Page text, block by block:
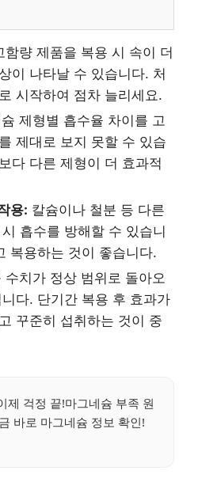
함량 제품을 복용 시 속이 더
이 나타날 수 있습니다. 처
시작하여 점차 늘리세요.
제형별 흡수율 차이를 고
제대로 보지 못할 수 있습
다 다른 제형이 더 효과적
용: 칼슘이나 철분 등 다른
흡수를 방해할 수 있습니
복용하는 것이 좋습니다.
수치가 정상 범위로 돌아오
다. 단기간 복용 후 효과가
꾸준히 섭취하는 것이 중
제 걱정 끝!마그네슘 부족 원
바로 마그네슘 정보 확인!